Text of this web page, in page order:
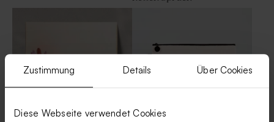
Zustimmung Details Über Cookies
Diese Webseite verwendet Cookies